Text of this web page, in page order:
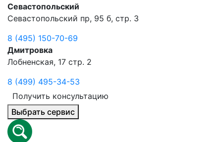
Севастопольский
Севастопольский пр, 95 б, стр. 3
8 (495) 150-70-69
Дмитровка
Лобненская, 17 стр. 2
8 (499) 495-34-53
Получить консультацию
Выбрать сервис